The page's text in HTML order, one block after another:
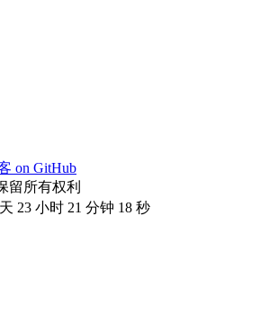
on GitHub
留所有权利
天 23 小时 21 分钟 18 秒